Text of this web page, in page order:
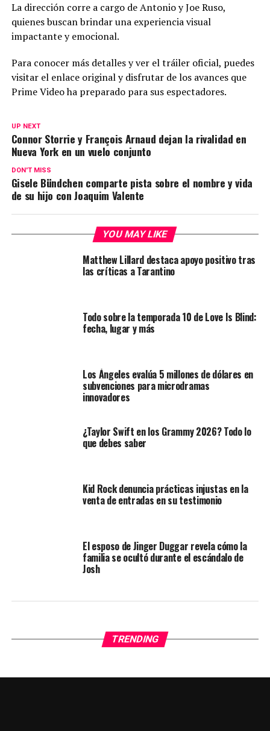
La dirección corre a cargo de Antonio y Joe Ruso,
quienes buscan brindar una experiencia visual
impactante y emocional.
Para conocer más detalles y ver el tráiler oficial, puedes
visitar el enlace original y disfrutar de los avances que
Prime Video ha preparado para sus espectadores.
UP NEXT
Connor Storrie y François Arnaud dejan la rivalidad en
Nueva York en un vuelo conjunto
DON'T MISS
Gisele Bündchen comparte pista sobre el nombre y vida
de su hijo con Joaquim Valente
YOU MAY LIKE
Matthew Lillard destaca apoyo positivo tras
las críticas a Tarantino
Todo sobre la temporada 10 de Love Is Blind:
fecha, lugar y más
Los Ángeles evalúa 5 millones de dólares en
subvenciones para microdramas
innovadores
¿Taylor Swift en los Grammy 2026? Todo lo
que debes saber
Kid Rock denuncia prácticas injustas en la
venta de entradas en su testimonio
El esposo de Jinger Duggar revela cómo la
familia se ocultó durante el escándalo de
Josh
TRENDING